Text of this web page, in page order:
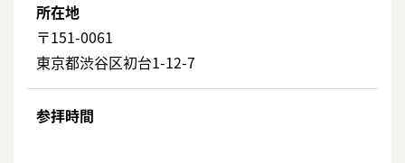
所在地
〒151-0061
東京都渋谷区初台1-12-7
参拝時間